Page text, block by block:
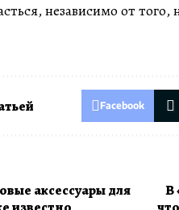
независимо от того,
Facebook
аксессуары для
В